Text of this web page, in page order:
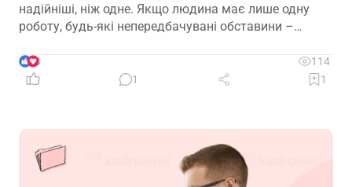
надійніші, ніж одне. Якщо людина має лише одну
роботу, будь-які непередбачувані обставини –
окремій галузі – можуть миттєво позбавити її
доходу. Саме тому диверсифікація давно
застосовують до пенсійного забезпечення
3
114
1
1